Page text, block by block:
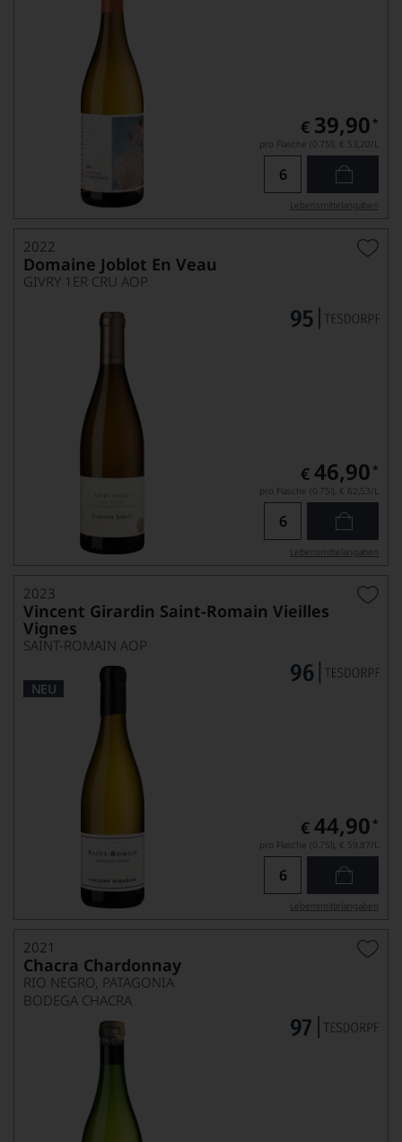
€ 39,90 *
pro Flasche (0.75l), € 53,20/L
Lebensmittel­angaben
2022
Domaine Joblot En Veau
GIVRY 1ER CRU AOP
€ 46,90 *
pro Flasche (0.75l), € 62,53/L
Lebensmittel­angaben
2023
Vincent Girardin Saint-Romain Vieilles
Vignes
SAINT-ROMAIN AOP
NEU
€ 44,90 *
pro Flasche (0.75l), € 59,87/L
Lebensmittel­angaben
2021
Chacra Chardonnay
RIO NEGRO, PATAGONIA
BODEGA CHACRA